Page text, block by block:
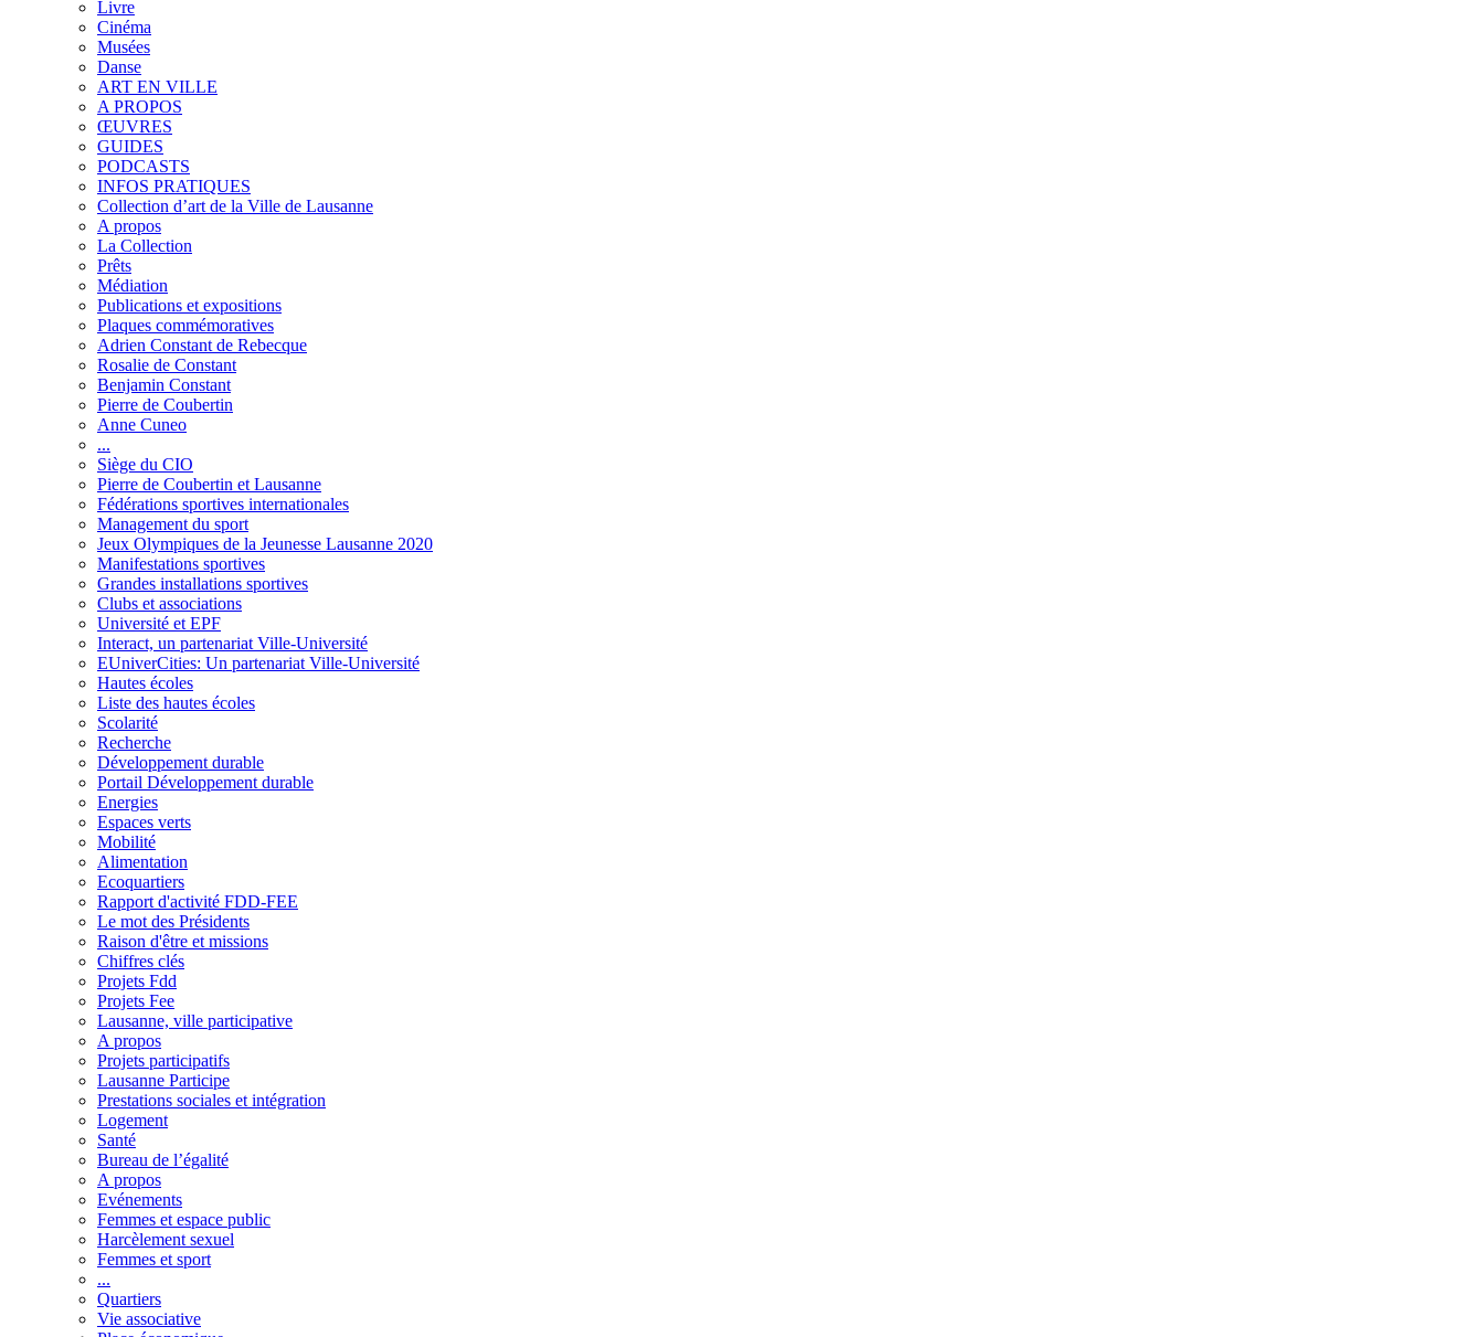
Livre
Cinéma
Musées
Danse
ART EN VILLE
A PROPOS
ŒUVRES
GUIDES
PODCASTS
INFOS PRATIQUES
Collection d’art de la Ville de Lausanne
A propos
La Collection
Prêts
Médiation
Publications et expositions
Plaques commémoratives
Adrien Constant de Rebecque
Rosalie de Constant
Benjamin Constant
Pierre de Coubertin
Anne Cuneo
...
Siège du CIO
Pierre de Coubertin et Lausanne
Fédérations sportives internationales
Management du sport
Jeux Olympiques de la Jeunesse Lausanne 2020
Manifestations sportives
Grandes installations sportives
Clubs et associations
Université et EPF
Interact, un partenariat Ville-Université
EUniverCities: Un partenariat Ville-Université
Hautes écoles
Liste des hautes écoles
Scolarité
Recherche
Développement durable
Portail Développement durable
Energies
Espaces verts
Mobilité
Alimentation
Ecoquartiers
Rapport d'activité FDD-FEE
Le mot des Présidents
Raison d'être et missions
Chiffres clés
Projets Fdd
Projets Fee
Lausanne, ville participative
A propos
Projets participatifs
Lausanne Participe
Prestations sociales et intégration
Logement
Santé
Bureau de l’égalité
A propos
Evénements
Femmes et espace public
Harcèlement sexuel
Femmes et sport
...
Quartiers
Vie associative